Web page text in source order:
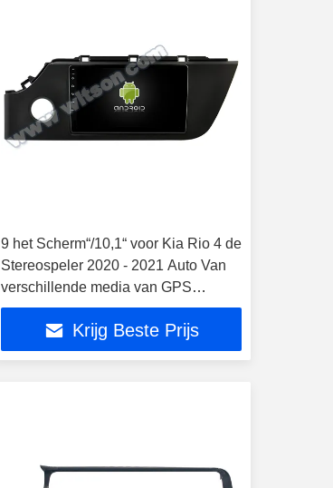
9 het Scherm“/10,1“ voor Kia Rio 4 de
Stereospeler 2020 - 2021 Auto Van
verschillende media van GPS
CarPlay
Krijg Beste Prijs